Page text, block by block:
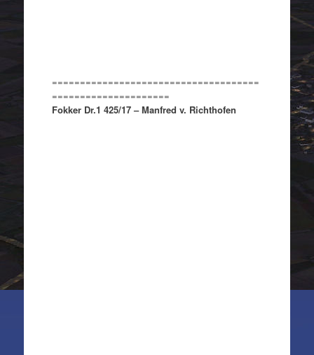
=====================================
=====================
Fokker Dr.1 425/17 – Manfred v. Richthofen